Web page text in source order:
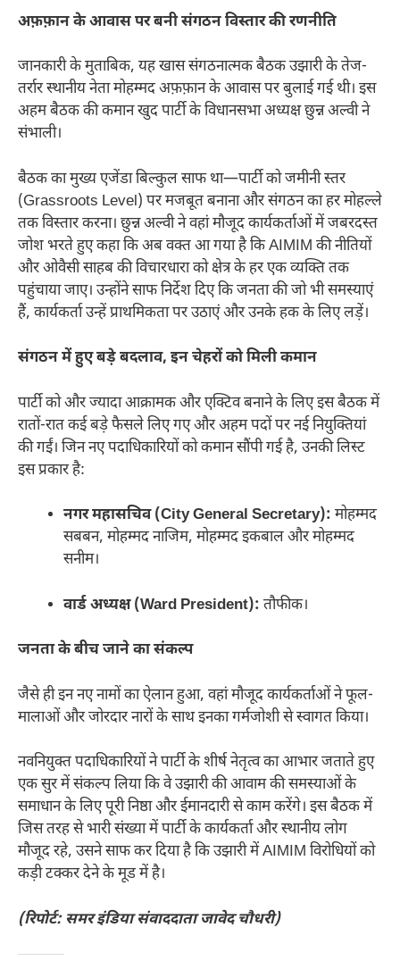
अफ़फ़ान के आवास पर बनी संगठन विस्तार की रणनीति
जानकारी के मुताबिक, यह खास संगठनात्मक बैठक उझारी के तेज-
तर्रार स्थानीय नेता मोहम्मद अफ़फ़ान के आवास पर बुलाई गई थी। इस
अहम बैठक की कमान खुद पार्टी के विधानसभा अध्यक्ष छुन्न अल्वी ने
संभाली।
बैठक का मुख्य एजेंडा बिल्कुल साफ था—पार्टी को जमीनी स्तर
(Grassroots Level) पर मजबूत बनाना और संगठन का हर मोहल्ले
तक विस्तार करना। छुन्न अल्वी ने वहां मौजूद कार्यकर्ताओं में जबरदस्त
जोश भरते हुए कहा कि अब वक्त आ गया है कि AIMIM की नीतियों
और ओवैसी साहब की विचारधारा को क्षेत्र के हर एक व्यक्ति तक
पहुंचाया जाए। उन्होंने साफ निर्देश दिए कि जनता की जो भी समस्याएं
हैं, कार्यकर्ता उन्हें प्राथमिकता पर उठाएं और उनके हक के लिए लड़ें।
संगठन में हुए बड़े बदलाव, इन चेहरों को मिली कमान
पार्टी को और ज्यादा आक्रामक और एक्टिव बनाने के लिए इस बैठक में
रातों-रात कई बड़े फैसले लिए गए और अहम पदों पर नई नियुक्तियां
की गईं। जिन नए पदाधिकारियों को कमान सौंपी गई है, उनकी लिस्ट
इस प्रकार है:
नगर महासचिव (City General Secretary): मोहम्मद
सबबन, मोहम्मद नाजिम, मोहम्मद इकबाल और मोहम्मद
सनीम।
वार्ड अध्यक्ष (Ward President): तौफीक।
जनता के बीच जाने का संकल्प
जैसे ही इन नए नामों का ऐलान हुआ, वहां मौजूद कार्यकर्ताओं ने फूल-
मालाओं और जोरदार नारों के साथ इनका गर्मजोशी से स्वागत किया।
नवनियुक्त पदाधिकारियों ने पार्टी के शीर्ष नेतृत्व का आभार जताते हुए
एक सुर में संकल्प लिया कि वे उझारी की आवाम की समस्याओं के
समाधान के लिए पूरी निष्ठा और ईमानदारी से काम करेंगे। इस बैठक में
जिस तरह से भारी संख्या में पार्टी के कार्यकर्ता और स्थानीय लोग
मौजूद रहे, उसने साफ कर दिया है कि उझारी में AIMIM विरोधियों को
कड़ी टक्कर देने के मूड में है।
(रिपोर्ट: समर इंडिया संवाददाता जावेद चौधरी)